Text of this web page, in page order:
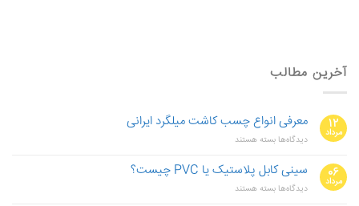
آخرین مطالب
۱۲
مرداد
معرفی انواع چسب کاشت میلگرد ایرانی
دیدگاه‌ها برای
انواع
چسب
کاشت
بسته هستند
۰۶
مرداد
سینی کابل پلاستیک یا PVC چیست؟
دیدگاه‌ها برای
بسته هستند